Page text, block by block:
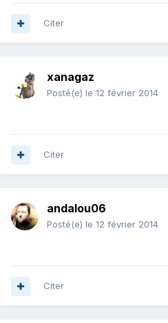
Citer
xanagaz
Posté(e) le 12 février 2014
Citer
andalou06
Posté(e) le 12 février 2014
Citer